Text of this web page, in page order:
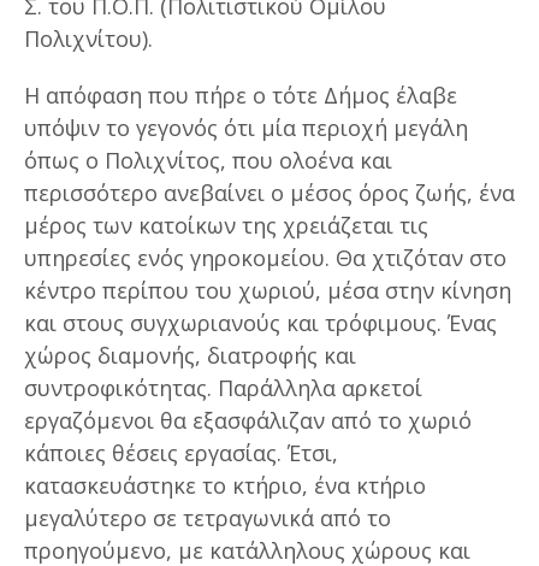
Πολιχνίτου).
Η απόφαση που πήρε ο τότε Δήμος έλαβε
υπόψιν το γεγονός ότι μία περιοχή μεγάλη
όπως ο Πολιχνίτος, που ολοένα και
περισσότερο ανεβαίνει ο μέσος όρος ζωής, ένα
μέρος των κατοίκων της χρειάζεται τις
υπηρεσίες ενός γηροκομείου. Θα χτιζόταν στο
κέντρο περίπου του χωριού, μέσα στην κίνηση
και στους συγχωριανούς και τρόφιμους. Ένας
χώρος διαμονής, διατροφής και
συντροφικότητας. Παράλληλα αρκετοί
εργαζόμενοι θα εξασφάλιζαν από το χωριό
κάποιες θέσεις εργασίας. Έτσι,
κατασκευάστηκε το κτήριο, ένα κτήριο
μεγαλύτερο σε τετραγωνικά από το
προηγούμενο, με κατάλληλους χώρους και